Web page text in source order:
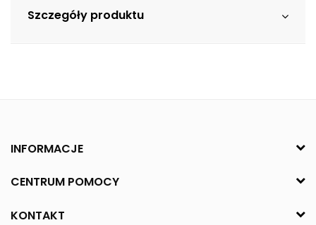
Szczegóły produktu
INFORMACJE
CENTRUM POMOCY
KONTAKT